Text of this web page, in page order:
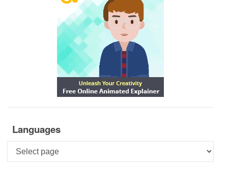
Languages
Languages